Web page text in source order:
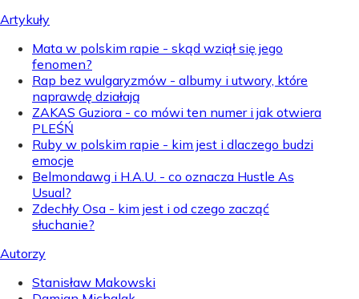
Artykuły
Mata w polskim rapie - skąd wziął się jego
fenomen?
Rap bez wulgaryzmów - albumy i utwory, które
naprawdę działają
ZAKAS Guziora - co mówi ten numer i jak otwiera
PLEŚŃ
Ruby w polskim rapie - kim jest i dlaczego budzi
emocje
Belmondawg i H.A.U. - co oznacza Hustle As
Usual?
Zdechły Osa - kim jest i od czego zacząć
słuchanie?
Autorzy
Stanisław Makowski